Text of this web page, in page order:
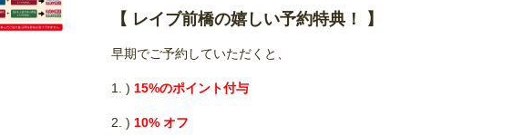
【 レイブ前橋の嬉しい予約特典！ 】
早期でご予約していただくと、
1. ) 15%のポイント付与
2. ) 10% オフ